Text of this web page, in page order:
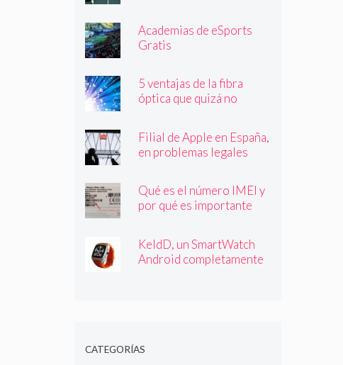
Academias de eSports
Gratis
5 ventajas de la fibra
óptica que quizá no
Filial de Apple en España,
en problemas legales
Qué es el número IMEI y
por qué es importante
KeldD, un SmartWatch
Android completamente
CATEGORÍAS